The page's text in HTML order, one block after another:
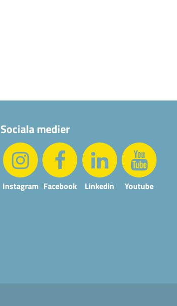
Sociala medier
Instagram Facebook Linkedin Youtube